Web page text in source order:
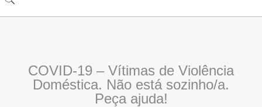
COVID-19 – Vítimas de Violência
Doméstica. Não está sozinho/a.
Peça ajuda!